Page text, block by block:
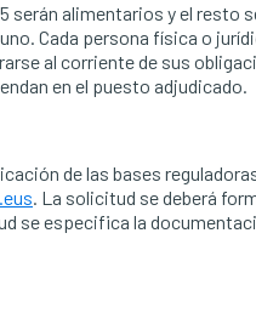
serán alimentarios y el resto
Cada persona física o
al corriente de sus
en el puesto adjudicado.
de las bases
. La solicitud se deberá
se especifica la